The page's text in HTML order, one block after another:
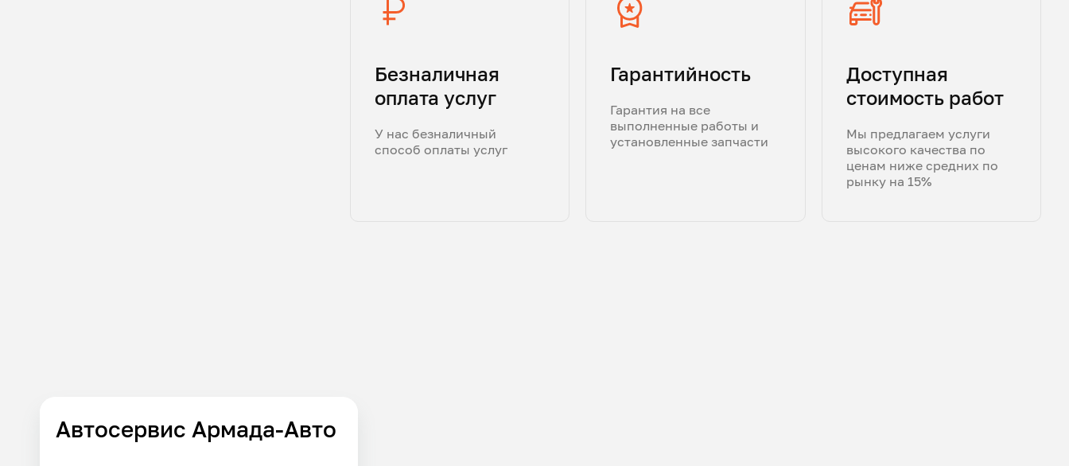
Безналичная
оплата услуг
У нас безналичный
способ оплаты услуг
Гарантийность
Гарантия на все
выполненные работы и
установленные запчасти
Доступная
стоимость работ
Мы предлагаем услуги
высокого качества по
ценам ниже средних по
рынку на 15%
Автосервис Армада-Авто